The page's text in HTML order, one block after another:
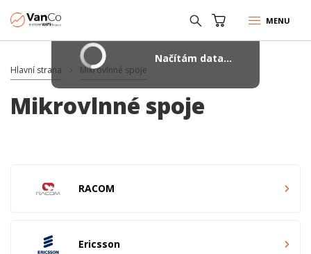
MENU
Hlavní strana Mikrovlnné spoje
Mikrovlnné spoje
RACOM
Ericsson
Načítám data...